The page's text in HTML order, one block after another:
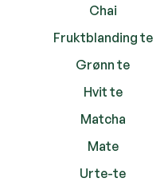
Chai
Fruktblanding te
Grønn te
Hvit te
Matcha
Mate
Urte-te